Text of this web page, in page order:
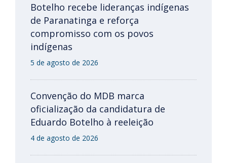
Botelho recebe lideranças indígenas
de Paranatinga e reforça
compromisso com os povos
indígenas
5 de agosto de 2026
Convenção do MDB marca
oficialização da candidatura de
Eduardo Botelho à reeleição
4 de agosto de 2026